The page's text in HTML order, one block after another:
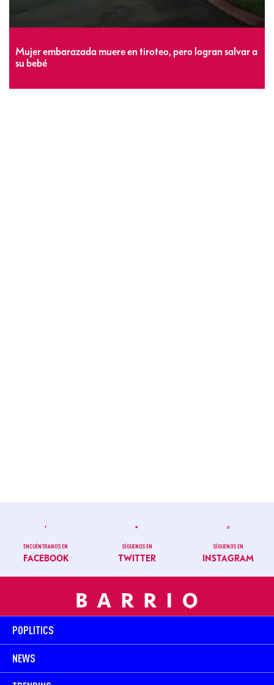
Mujer embarazada muere en tiroteo, pero logran salvar a
su bebé
ENCUÉNTRANOS EN
FACEBOOK
SÍGUENOS EN
TWITTER
SÍGUENOS EN
INSTAGRAM
POPLITICS
NEWS